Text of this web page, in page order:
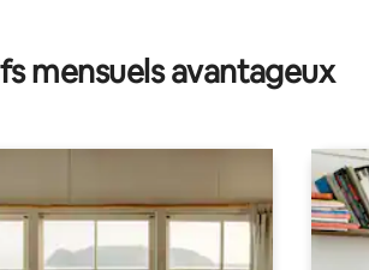
la base de 190 commentaires : 4,93 sur 5
mensuels avantageux